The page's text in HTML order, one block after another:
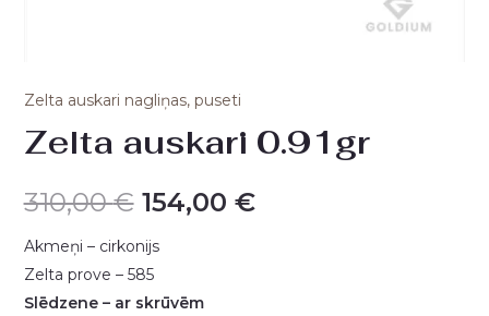
Zelta auskari nagliņas, puseti
Zelta auskari 0.91gr
310,00€ 154,00 €
Akmeņi – cirkonijs
Zelta prove – 585
Slēdzene – ar skrūvēm